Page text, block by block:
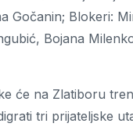
Gočanin; Blokeri:
Bojana
će na Zlatiboru
tri prijateljske